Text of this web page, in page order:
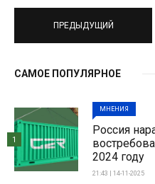
ПРЕДЫДУЩИЙ
САМОЕ ПОПУЛЯРНОЕ
МНЕНИЯ
Россия
2024 году
21:43 | 14-11-2025
1